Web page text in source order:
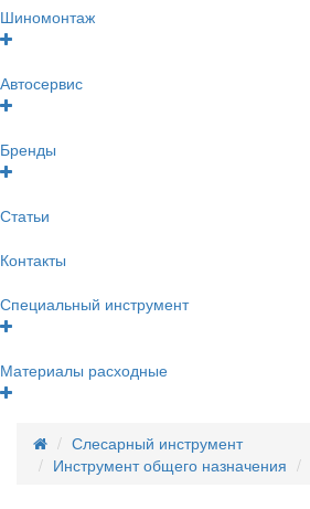
Шиномонтаж
Автосервис
Бренды
Статьи
Контакты
Специальный инструмент
Материалы расходные
Слесарный инструмент
Инструмент общего назначения